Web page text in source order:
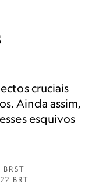
cruciais
Ainda assim,
esquivos
BRT